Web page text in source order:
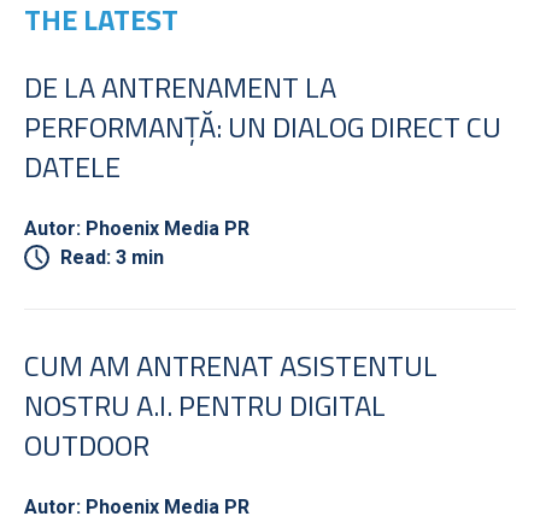
THE LATEST
DE LA ANTRENAMENT LA
PERFORMANȚĂ: UN DIALOG DIRECT CU
DATELE
Autor: Phoenix Media PR
Read: 3 min
CUM AM ANTRENAT ASISTENTUL
NOSTRU A.I. PENTRU DIGITAL
OUTDOOR
Autor: Phoenix Media PR